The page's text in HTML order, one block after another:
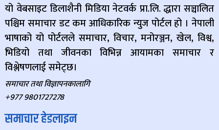
यो वेबसाइट डिलाशैनी मिडिया नेटवर्क प्रा.लि. द्धारा सञ्चालित
पश्चिम समाचार डट कम आधिकारिक न्युज पोर्टल हो । नेपाली
भाषाको यो पोर्टलले समाचार, विचार, मनोरञ्जन, खेल, विश्व,
भिडियो तथा जीवनका विभिन्न आयामका समाचार र
विश्लेषणलाई समेट्छ।
समाचार तथा विज्ञापनकालागि
+977 9801727278
समाचार हेडलाइन